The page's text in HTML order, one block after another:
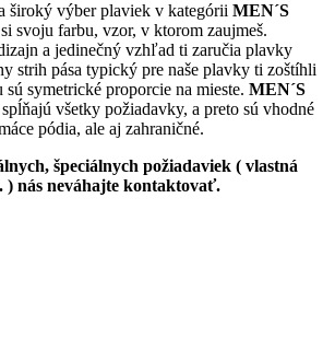
široký výber plaviek v kategórii MEN´S
svoju farbu, vzor, v ktorom zaujmeš.
a jedinečný vzhľad ti zaručia plavky
strih pása typický pre naše plavky ti zoštíhli
symetrické proporcie na mieste. MEN´S
všetky požiadavky, a preto sú vhodné
pódia, ale aj zahraničné.
špeciálnych požiadaviek ( vlastná
) nás neváhajte kontaktovať.